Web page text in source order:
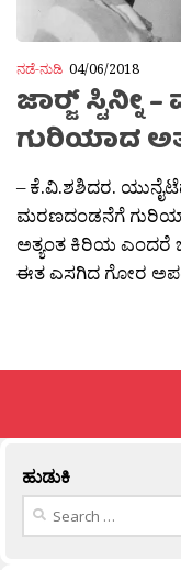
ನಡೆ-ನುಡಿ 04/06/2018
ಜಾರ‍್ಜ್
ಗುರಿಯಾದ
– ಕೆ.ವಿ.ಶಶಿದರ.
ಮರಣದಂಡನೆಗೆ
ಅತ್ಯಂತ ಕಿರಿಯ ಎಂದರೆ
ಈತ ಎಸಗಿದ ಗೋರ
ಹುಡುಕಿ
Search